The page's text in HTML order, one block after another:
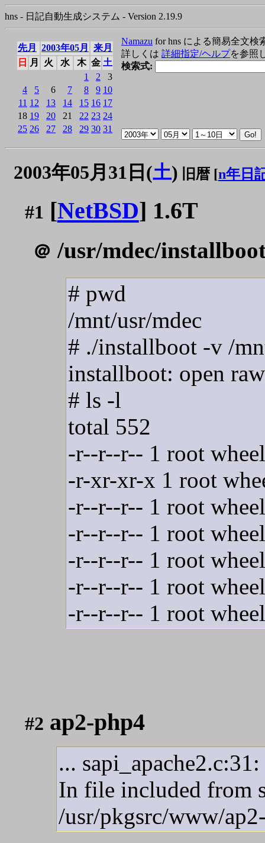
hns - 日記自動生成システム - Version 2.19.9
先月 2003年05月
来月
日
月 火 水 木 金 土
1
2
3
4
5 6 7 8 9 10
11 12 13 14 15 16 17
18 19 20 21 22 23 24
25 26 27 28 29 30 31
Namazu for hns による簡易全文検
詳しくは 詳細指定/ヘルプを参照
検索式:
2003年05月31日(土) 旧暦 [n年日
#1 [NetBSD] 1.6T
＠ /usr/mdec/
# pwd
/mnt/usr/mdec
# ./installboot -v /
installboot: open
# ls -l
total 552
-r--r--r-- 1 root
-r-xr-xr-x 1 root
-r--r--r-- 1 root
-r--r--r-- 1 root
-r--r--r-- 1 root
-r--r--r-- 1 root
-r--r--r-- 1 root
#2 ap2-php4
...
In file included from
/usr/pkgsrc/www/